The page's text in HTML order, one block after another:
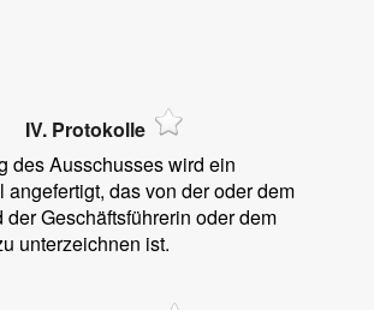
IV. Protokolle
des Ausschusses wird ein
angefertigt, das von der oder dem
Geschäftsführerin oder dem
unterzeichnen ist.